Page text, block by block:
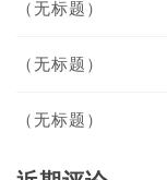
（无标题）
（无标题）
（无标题）